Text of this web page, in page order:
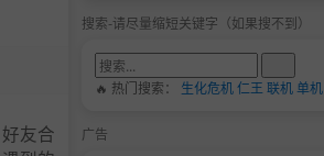
友合
搜索-请尽量缩短关键字（如果搜不到）
🔥 热门搜索： 生化危机仁王 联机单机
广告